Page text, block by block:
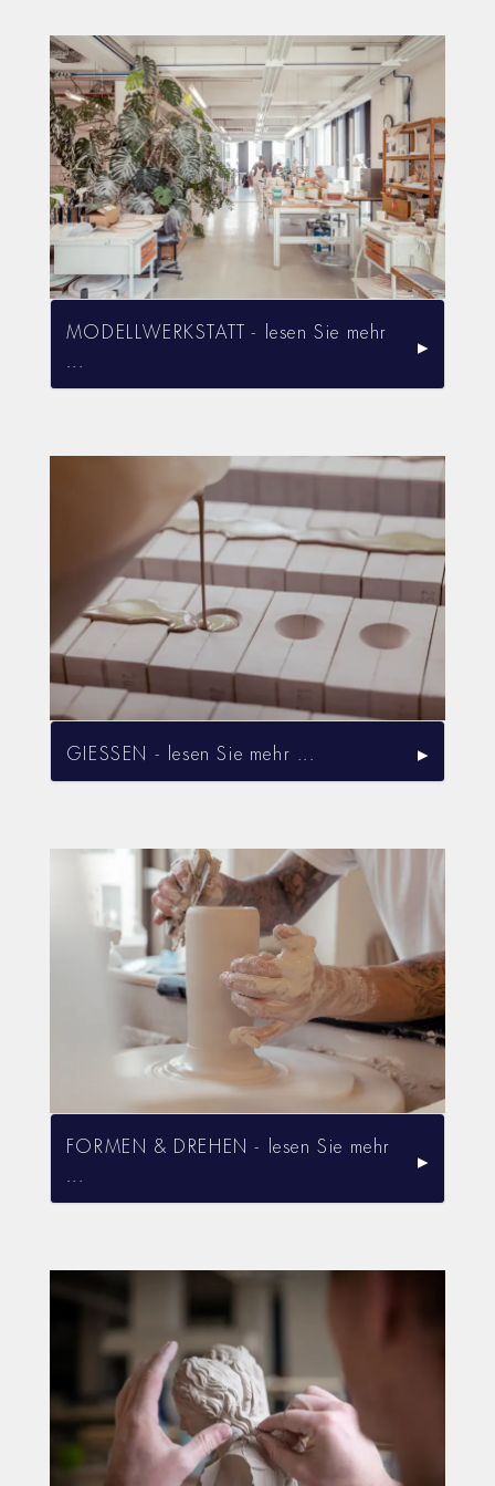
MODELLWERKSTATT - lesen Sie mehr
GIESSEN - lesen Sie mehr ...
FORMEN & DREHEN - lesen Sie mehr